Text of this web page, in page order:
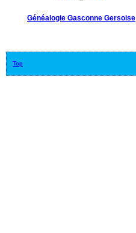
Généalogie Gasconne Gersoise
Top